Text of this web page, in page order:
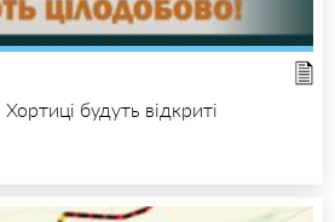
будуть відкриті